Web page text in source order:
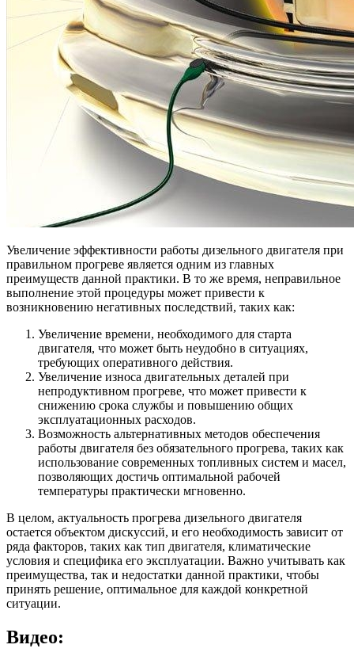
Увеличение эффективности работы дизельного двигателя при
правильном прогреве является одним из главных
преимуществ данной практики. В то же время, неправильное
выполнение этой процедуры может привести к
возникновению негативных последствий, таких как:
Увеличение времени, необходимого для старта
двигателя, что может быть неудобно в ситуациях,
требующих оперативного действия.
Увеличение износа двигательных деталей при
непродуктивном прогреве, что может привести к
снижению срока службы и повышению общих
эксплуатационных расходов.
Возможность альтернативных методов обеспечения
работы двигателя без обязательного прогрева, таких как
использование современных топливных систем и масел,
позволяющих достичь оптимальной рабочей
температуры практически мгновенно.
В целом, актуальность прогрева дизельного двигателя
остается объектом дискуссий, и его необходимость зависит от
ряда факторов, таких как тип двигателя, климатические
условия и специфика его эксплуатации. Важно учитывать как
преимущества, так и недостатки данной практики, чтобы
принять решение, оптимальное для каждой конкретной
ситуации.
Видео: